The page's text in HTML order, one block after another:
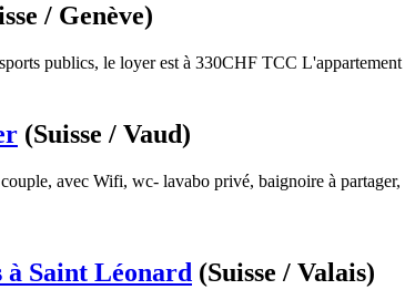
/ Genève)
publics, le loyer est à 330CHF TCC L'appartement
(Suisse / Vaud)
avec Wifi, wc- lavabo privé, baignoire à partager,
Saint Léonard (Suisse / Valais)